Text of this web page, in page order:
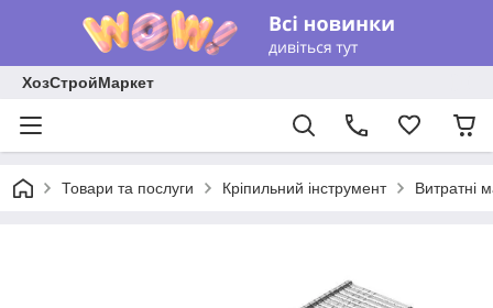
ХозСтройМаркет
Товари та послуги Кріпильний інструмент Витратні